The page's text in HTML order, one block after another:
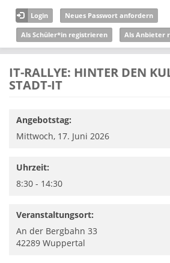
Direkt zum Inhalt
Login Neues Passwort anfordern
Als Schüler*in registrieren Als Anbieter
IT-RALLYE: HINTER DEN
STADT-IT
Angebotstag:
Mittwoch, 17. Juni 2026
Uhrzeit:
8:30 - 14:30
Veranstaltungsort:
An der Bergbahn 33
42289 Wuppertal